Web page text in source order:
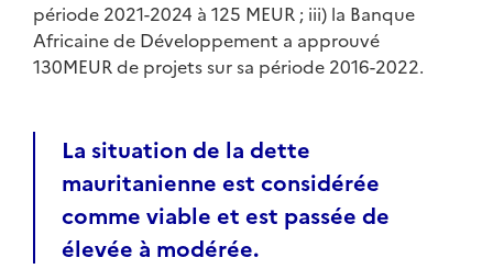
période 2021-2024 à 125 MEUR ; iii) la Banque
Africaine de Développement a approuvé
130MEUR de projets sur sa période 2016-2022.
La situation de la dette
mauritanienne est considérée
comme viable et est passée de
élevée à modérée.